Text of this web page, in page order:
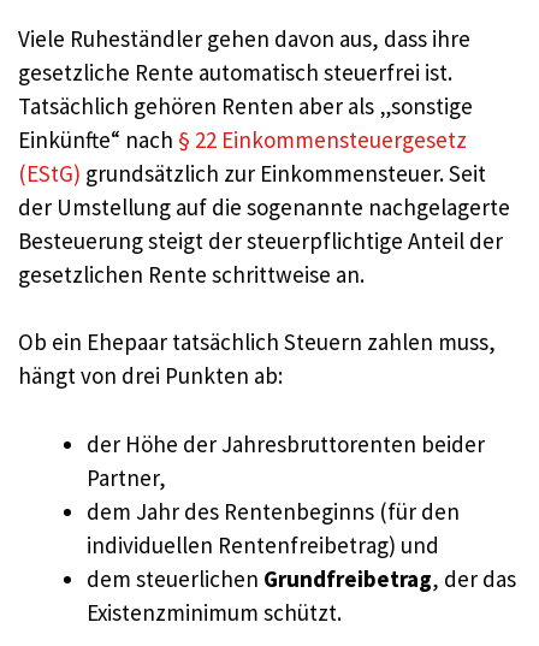
Viele Ruheständler gehen davon aus, dass ihre
gesetzliche Rente automatisch steuerfrei ist.
Tatsächlich gehören Renten aber als „sonstige
Einkünfte“ nach § 22 Einkommensteuergesetz
(EStG) grundsätzlich zur Einkommensteuer. Seit
der Umstellung auf die sogenannte nachgelagerte
Besteuerung steigt der steuerpflichtige Anteil der
gesetzlichen Rente schrittweise an.
Ob ein Ehepaar tatsächlich Steuern zahlen muss,
hängt von drei Punkten ab:
der Höhe der Jahresbruttorenten beider
Partner,
dem Jahr des Rentenbeginns (für den
individuellen Rentenfreibetrag) und
dem steuerlichen Grundfreibetrag, der das
Existenzminimum schützt.